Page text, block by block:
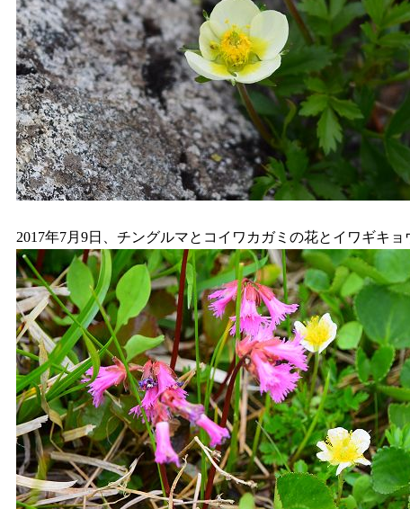
2017年7月9日、チングルマとコイワカガミの花とイワギキョ